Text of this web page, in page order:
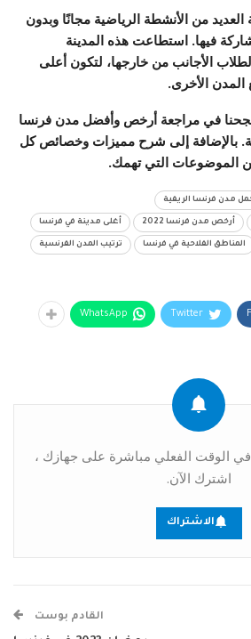
من الأنشطة الرياضية مجانًا وبدون
فيها. استطاعت هذه المدينة
الأجانب من خارجها، لتكون أعلى
الأخرى.
في مراجعة أرخص وأفضل مدن فرنسا
بالإضافة إلى شرح مميزات وخصائص كل
الموضوعات التي تهمك.
مدن فرنسا الريفية
أرخص مدن فرنسا 2022 أغلى مدينة في فرنسا
المناطق الفلاحية في فرنسا ترتيب المدن الفرنسية
Twitter
WhatsApp
الوقت الفعلي مباشرة على جهازك ،
اشترك الآن.
الاشتراك
القادم بوست